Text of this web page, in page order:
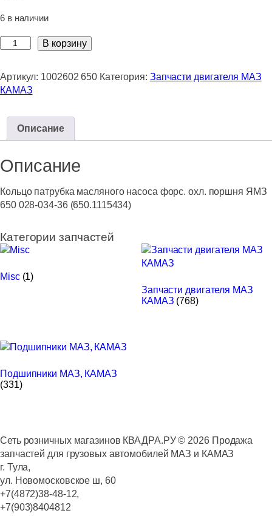
6 в наличии
Количество
патрубка
масляного
форс.
ЯМЗ
028-
034-
В корзину
Артикул: 1002602 650 Категория: Запчасти двигателя МАЗ
КАМАЗ
Описание
Описание
Кольцо патрубка масляного насоса форс. охл. поршня ЯМЗ
650 028-034-36 (650.1115434)
Категории запчастей
Misc (1)
Запчасти двигателя МАЗ
КАМАЗ (768)
Подшипники МАЗ, КАМАЗ
(331)
Сеть розничных магазинов КВАДРА.РУ © 2026Продажа
запчастей для грузовых автомобилей МАЗ и КАМАЗ
г. Тула,
ул. Новомосковское ш, 60
+7(4872)38-48-12,
+7(903)8404812